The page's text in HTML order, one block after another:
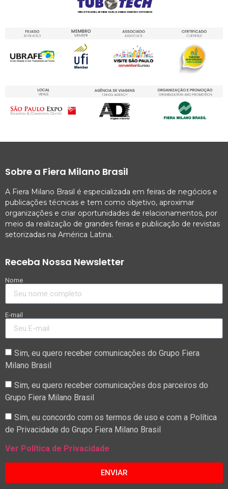
Sobre a Fiera Milano Brasil
A Fiera Milano Brasil é especializada em feiras de negócios e
publicações técnicas e tem como objetivo, aproximar
organizações e criar oportunidades de relacionamentos, por
meio da realização de grandes feiras e publicação de revistas
setorizadas na América Latina.
Receba Nossa Newsletter
Nome
E-mail
Sim, eu quero receber comunicações do Grupo Fiera
Milano Brasil
Sim, eu quero receber comunicações dos parceiros do
Grupo Fiera Milano Brasil
Sim, eu concordo com os termos de uso e com a Política
de Privacidade do Grupo Fiera Milano Brasil
Ver Política de Privacidade
ENVIAR